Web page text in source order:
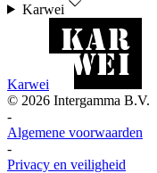
Karwei
Karwei
© 2026 Intergamma B.V.
-
Algemene voorwaarden
-
Privacy en veiligheid